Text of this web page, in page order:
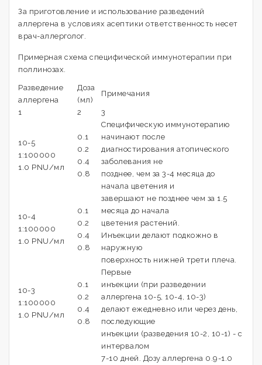
За приготовление и использование разведений
аллергена в условиях асептики ответственность несет
врач-аллерголог.
Примерная схема специфической иммунотерапии при
поллинозах.
Разведение
аллергена
Доза
(мл)
Примечания
1 2 3
10-5
1:100000
1.0 PNU/мл
0.1
0.2
0.4
0.8
Специфическую иммунотерапию
начинают после
диагностирования атопического
заболевания не
позднее, чем за 3-4 месяца до
начала цветения и
завершают не позднее чем за 1.5
месяца до начала
цветения растений.
Инъекции делают подкожно в
наружную
поверхность нижней трети плеча.
Первые
инъекции (при разведении
аллергена 10-5, 10-4, 10-3)
делают ежедневно или через день,
последующие
инъекции (разведения 10-2, 10-1) - с
интервалом
7-10 дней. Дозу аллергена 0.9-1.0
10-4
1:100000
1.0 PNU/мл
0.1
0.2
0.4
0.8
10-3
1:100000
1.0 PNU/мл
0.1
0.2
0.4
0.8